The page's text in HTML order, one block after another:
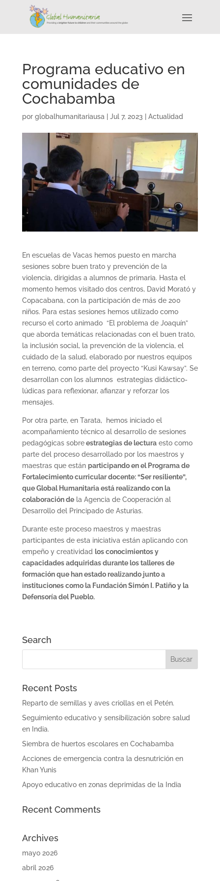
Programa educativo en
comunidades de
Cochabamba
por globalhumanitariausa Jul 7, 2023 Actualidad
En escuelas de Vacas hemos puesto en marcha
sesiones sobre buen trato y prevención de la
violencia, dirigidas a alumnos de primaria. Hasta el
momento hemos visitado dos centros, David Morató y
Copacabana, con la participación de más de 200
niños. Para estas sesiones hemos utilizado como
recurso el corto animado “El problema de Joaquín”
que aborda temáticas relacionadas con el buen trato,
la inclusión social, la prevención de la violencia, el
cuidado de la salud, elaborado por nuestros equipos
en terreno, como parte del proyecto “Kusi Kawsay”. Se
desarrollan con los alumnos estrategias didáctico-
lúdicas para reflexionar, afianzar y reforzar los
mensajes.
Por otra parte, en Tarata, hemos iniciado el
acompañamiento técnico al desarrollo de sesiones
pedagógicas sobreestrategias de lecturaesto como
parte del proceso desarrollado por los maestros y
maestras que están participando en el Programa de
Fortalecimiento curricular docente: “Ser resiliente”,
que Global Humanitaria está realizando con la
colaboración dela Agencia de Cooperación al
Desarrollo del Principado de Asturias.
Durante este proceso maestros y maestras
participantes de esta iniciativa están aplicando con
empeño y creatividad los conocimientos y
capacidades adquiridas durante los talleres de
formación que han estado realizando junto a
instituciones como la Fundación Simón I. Patiño y la
Defensoría del Pueblo.
Search
Recent Posts
Reparto de semillas y aves criollas en el Petén.
Seguimiento educativo y sensibilización sobre salud
en India.
Siembra de huertos escolares en Cochabamba
Acciones de emergencia contra la desnutrición en
Khan Yunis
Apoyo educativo en zonas deprimidas de la India
Recent Comments
Archives
mayo 2026
abril 2026